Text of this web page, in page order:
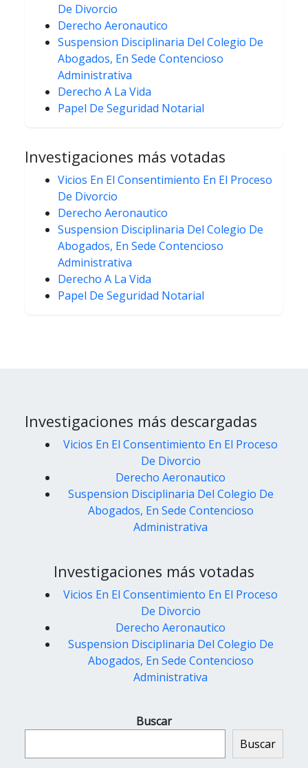
De Divorcio
Derecho Aeronautico
Suspension Disciplinaria Del Colegio De
Abogados, En Sede Contencioso
Administrativa
Derecho A La Vida
Papel De Seguridad Notarial
Investigaciones más votadas
Vicios En El Consentimiento En El Proceso
De Divorcio
Derecho Aeronautico
Suspension Disciplinaria Del Colegio De
Abogados, En Sede Contencioso
Administrativa
Derecho A La Vida
Papel De Seguridad Notarial
Investigaciones más descargadas
Vicios En El Consentimiento En El Proceso
De Divorcio
Derecho Aeronautico
Suspension Disciplinaria Del Colegio De
Abogados, En Sede Contencioso
Administrativa
Investigaciones más votadas
Vicios En El Consentimiento En El Proceso
De Divorcio
Derecho Aeronautico
Suspension Disciplinaria Del Colegio De
Abogados, En Sede Contencioso
Administrativa
Buscar
Buscar